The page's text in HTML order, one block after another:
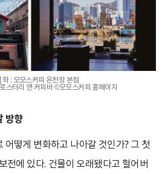
좌 : 모모스커피 온천장 본점
스터리 앤 커피바 ©모모스커피 홈페이지
방향
어떻게 변화하고 나아갈 것인가? 그 첫
전에 있다. 건물이 오래됐다고 헐어버